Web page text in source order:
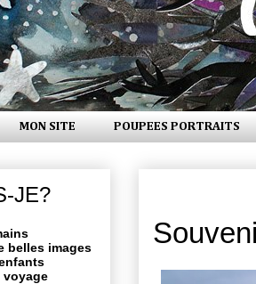
MON SITE POUPEES PORTRAITS
JE?
belles images
voyage